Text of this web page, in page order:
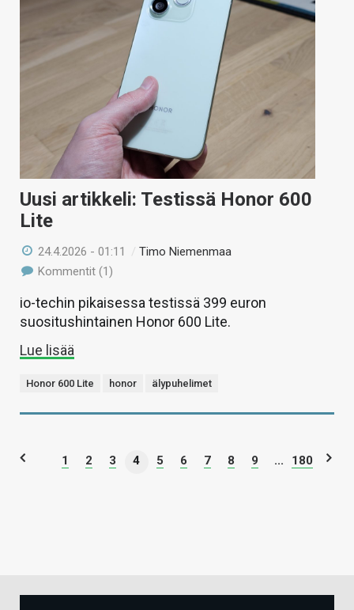
Uusi artikkeli: Testissä Honor 600
Lite
24.4.2026 - 01:11 /Timo Niemenmaa
Kommentit (1)
io-techin pikaisessa testissä 399 euron
suositushintainen Honor 600 Lite.
Lue lisää
Honor 600 Lite honor älypuhelimet
1 2 3 4 5 6 7 8 9 ... 180